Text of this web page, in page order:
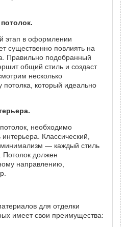
этап в оформлении
существенно повлиять на
Правильно подобранный
общий стиль и создаст
несколько
который идеально
необходимо
Классический,
— каждый стиль
Потолок должен
направлению,
для отделки
имеет свои преимущества: